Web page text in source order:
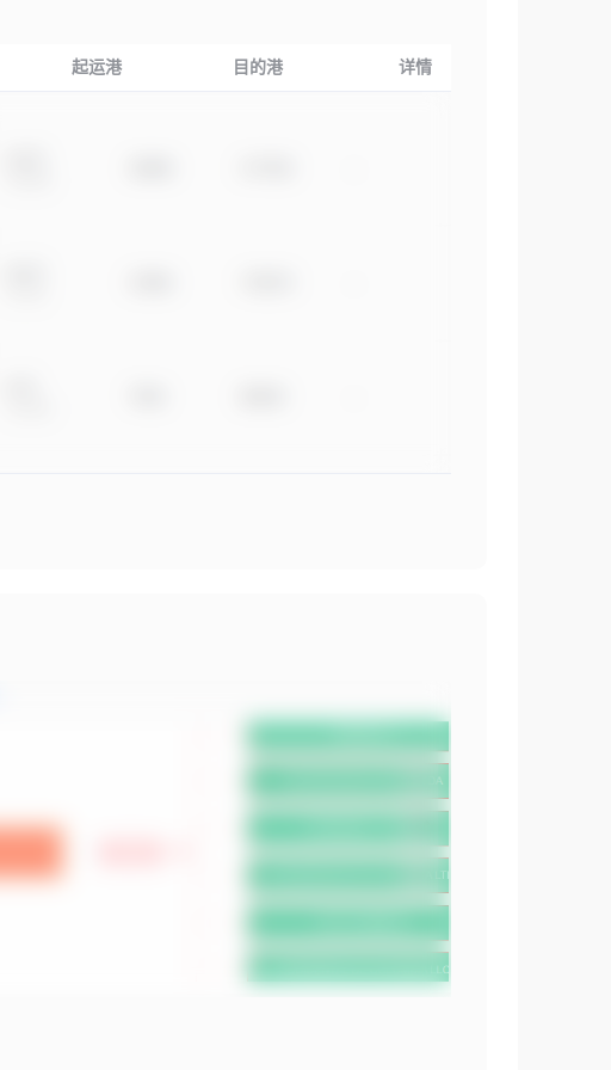
起运港 目的港 详情